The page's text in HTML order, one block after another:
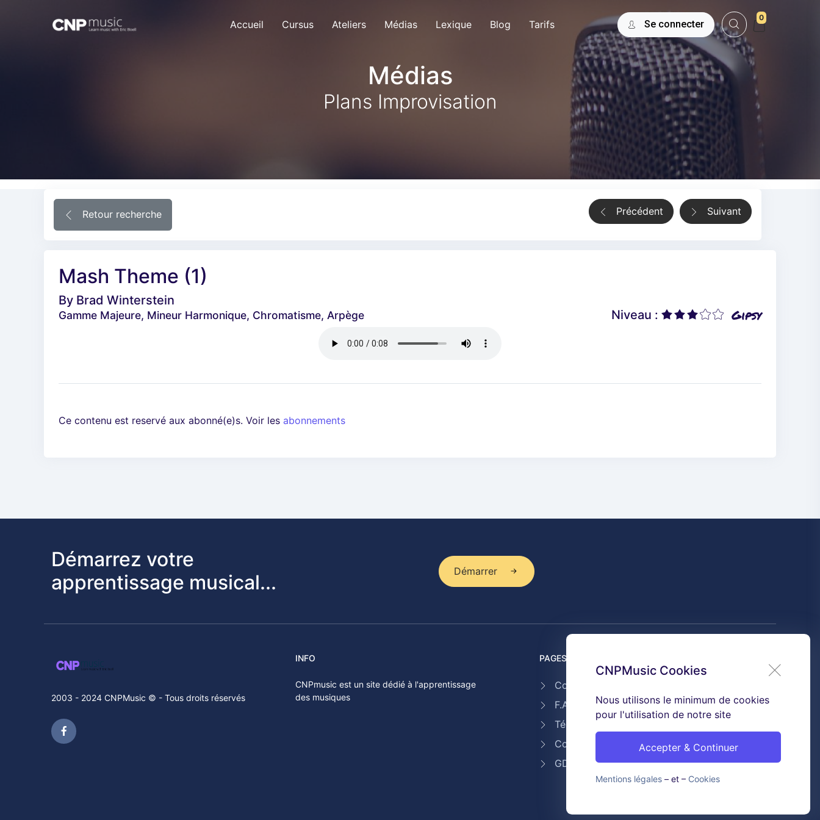
Accueil Cursus Ateliers Médias Lexique Blog Tarifs Se connecter
0
Médias
Plans Improvisation
Retour recherche Suivant
Précédent
Mash Theme (1)
By Brad Winterstein
Gamme Majeure, Mineur Harmonique, Chromatisme, Arpège Gipsy
Niveau :
Ce contenu est reservé aux abonné(e)s. Voir les abonnements
CNPMusic Cookies
Nous utilisons le minimum de cookies
pour l'utilisation de notre site
Accepter & Continuer
Mentions légales – et – Cookies
Démarrez votre
apprentissage musical...
Démarrer
2003 - 2024 CNPMusic © - Tous droits réservés
INFO
CNPmusic est un site dédié à l'apprentissage
des musiques
PAGES UTILES
Contact
F.A.Q
Témoignages
Conditions générales de ventes
GDPR & Cookies